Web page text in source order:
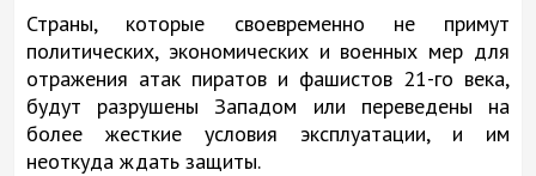
Страны, которые своевременно не примут
политических, экономических и военных мер для
отражения атак пиратов и фашистов 21-го века,
будут разрушены Западом или переведены на
более жесткие условия эксплуатации, и им
неоткуда ждать защиты.